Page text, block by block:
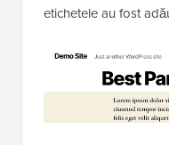
etichetele au fost